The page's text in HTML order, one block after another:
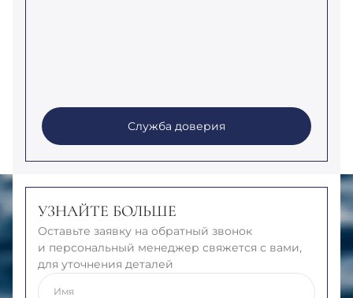
Служба доверия
УЗНАЙТЕ БОЛЬШЕ
Оставьте заявку на обратный звонок
и персональный менеджер свяжется с вами,
для уточнения деталей
Имя